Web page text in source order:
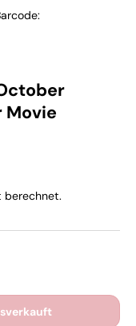
Movie
berechnet.